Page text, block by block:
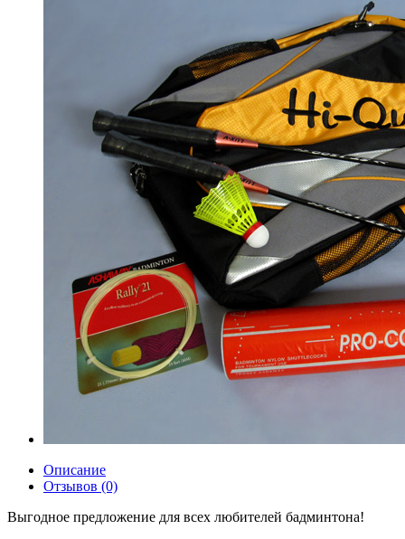
Описание
Отзывов (0)
Выгодное предложение для всех любителей бадминтона!